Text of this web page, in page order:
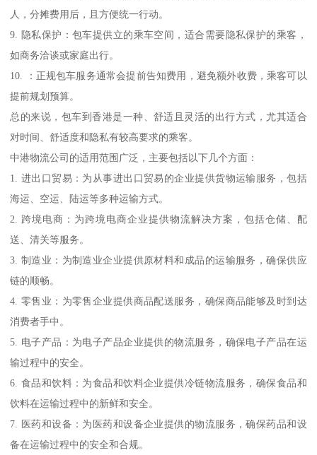
人，分摊费用后，且方便统一行动。
9. 隐私保护：包车提供立的乘车空间，适合需要隐私保护的乘客，
如商务洽谈或家庭出行。
10. ：正规包车服务通常会提前告知费用，避免额外收费，乘客可以
提前规划预算。
总的来说，包车到香港是一种、舒适且灵活的出行方式，尤其适合
对时间、舒适度和隐私有较高要求的乘客。
中港物流公司的适用范围广泛，主要包括以下几个方面：
1. 进出口贸易：为从事进出口贸易的企业提供货物运输服务，包括
海运、空运、陆运等多种运输方式。
2. 跨境电商：为跨境电商企业提供物流解决方案，包括仓储、配
送、清关等服务。
3. 制造业：为制造业企业提供原材料和成品的运输服务，确保供应
链的顺畅。
4. 零售业：为零售企业提供商品配送服务，确保商品能够及时到达
消费者手中。
5. 电子产品：为电子产品企业提供的物流服务，确保电子产品在运
输过程中的安全。
6. 食品和饮料：为食品和饮料企业提供冷链物流服务，确保食品和
饮料在运输过程中的新鲜和安全。
7. 医药和设备：为医药和设备企业提供的物流服务，确保药品和设
备在运输过程中的安全和合规。